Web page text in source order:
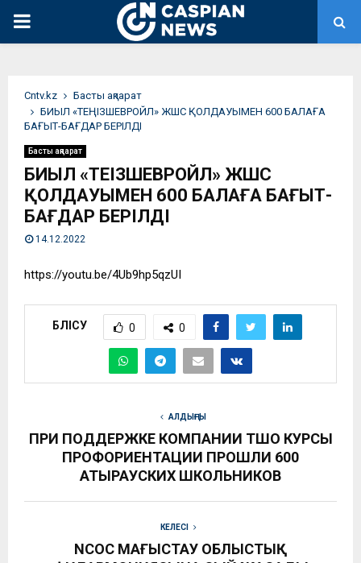
PRIMARY
Сntv.kz
Басты ақпарат
БИЫЛ «ТЕҢІЗШЕВРОЙЛ» ЖШС ҚОЛДАУЫМЕН 600 БАЛАҒА
БАҒЫТ-БАҒДАР БЕРІЛДІ
Басты ақпарат
БИЫЛ «ТЕҢІЗШЕВРОЙЛ» ЖШС
ҚОЛДАУЫМЕН 600 БАЛАҒА БАҒЫТ-
БАҒДАР БЕРІЛДІ
14.12.2022
https://youtu.be/4Ub9hp5qzUI
БӨЛІСУ 0 0
АЛДЫҢҒЫ
ПРИ ПОДДЕРЖКЕ КОМПАНИИ ТШО КУРСЫ
ПРОФОРИЕНТАЦИИ ПРОШЛИ 600
АТЫРАУСКИХ ШКОЛЬНИКОВ
КЕЛЕСІ
NCOC МАҢҒЫСТАУ ОБЛЫСТЫҚ